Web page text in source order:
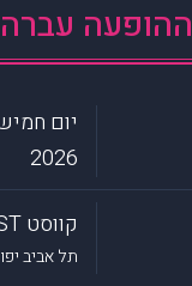
ההופעה עברה
2026
קווסט QUEST
תל אביב יפו